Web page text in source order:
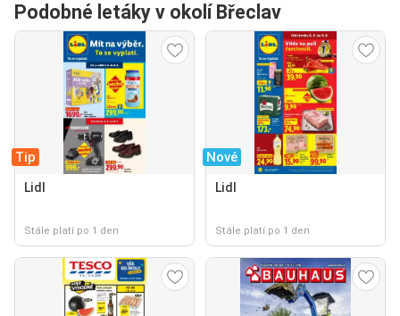
Podobné letáky v okolí Břeclav
Tip
Lidl
Stále platí po 1 den
Nové
Lidl
Stále platí po 1 den